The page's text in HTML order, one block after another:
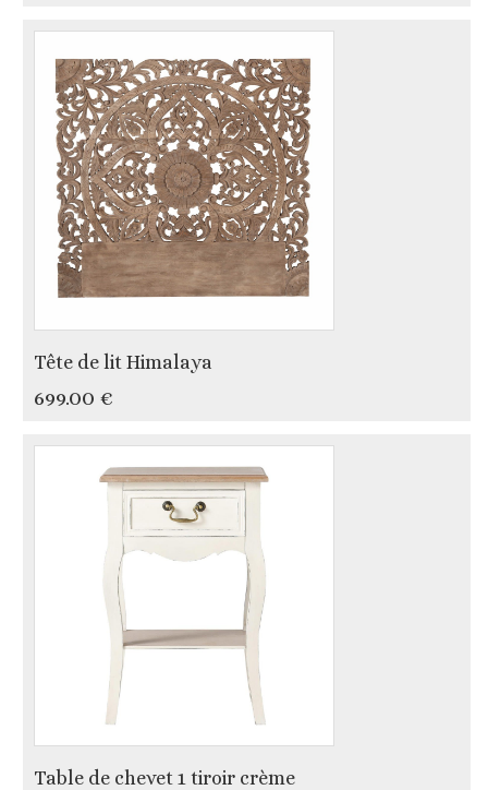
Tête de lit Himalaya
699.00 €
Table de chevet 1 tiroir crème